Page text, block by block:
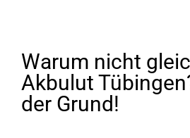
Warum nicht
Akbulut
der Grund!